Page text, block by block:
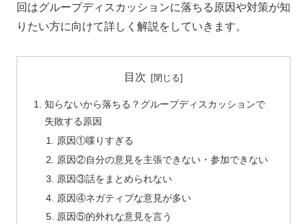
回はグループディスカッションに落ちる原因や対策が知
りたい方に向けて詳しく解説をしていきます。
目次
知らないから落ちる？グループディスカッションで
失敗する原因
原因①喋りすぎる
原因②自分の意見を主張できない・参加できない
原因③話をまとめられない
原因④ネガティブな意見が多い
原因⑤的外れな意見を言う